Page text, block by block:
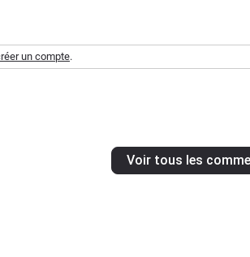
un compte.
Voir tous les